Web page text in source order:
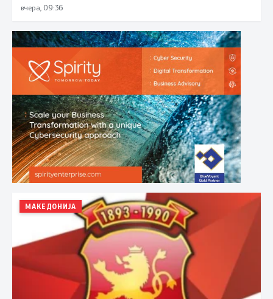
вчера, 09:36
МАКЕДОНИЈА